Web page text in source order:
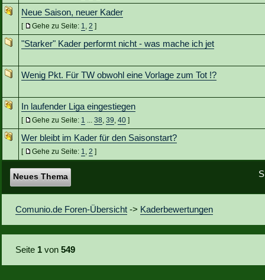
Neue Saison, neuer Kader
[ Gehe zu Seite: 1, 2 ]
"Starker" Kader performt nicht - was mache ich jet
Wenig Pkt. Für TW obwohl eine Vorlage zum Tot !?
In laufender Liga eingestiegen
[ Gehe zu Seite: 1 ... 38, 39, 40 ]
Wer bleibt im Kader für den Saisonstart?
[ Gehe zu Seite: 1, 2 ]
Neues Thema
Comunio.de Foren-Übersicht -> Kaderbewertungen
Seite 1 von549